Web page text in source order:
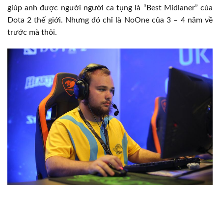
giúp anh được người người ca tụng là “Best Midlaner” của
Dota 2 thế giới. Nhưng đó chỉ là NoOne của 3 – 4 năm về
trước mà thôi.